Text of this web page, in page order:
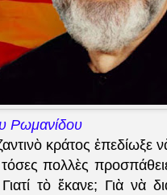
Ρωμανίδου
κράτος ἐπεδίωξε
τόσες πολλὲς
τὸ ἔκανε; Γιὰ νὰ